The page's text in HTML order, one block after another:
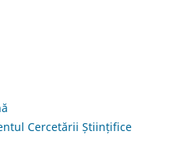
Cercetării Științifice